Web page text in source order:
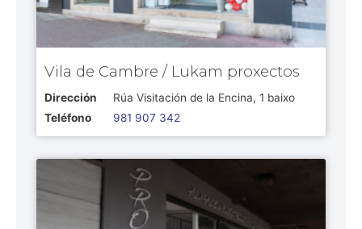
Vila de Cambre / Lukam proxectos
Dirección
Rúa Visitación de la Encina, 1 baixo
Teléfono
981 907 342